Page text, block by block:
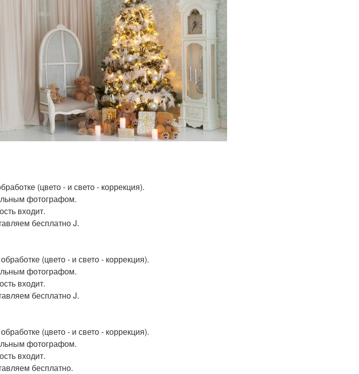
(цвето - и свето - коррекция).
фотографом.
входит.
бесплатно J.
(цвето - и свето - коррекция).
фотографом.
входит.
бесплатно J.
(цвето - и свето - коррекция).
фотографом.
входит.
бесплатно.